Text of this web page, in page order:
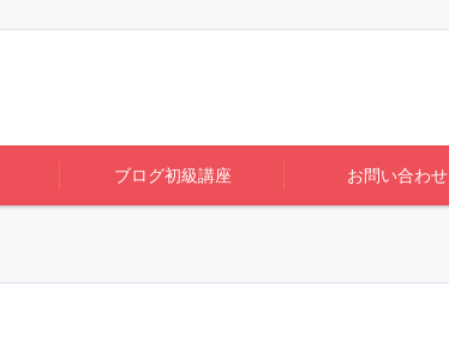
ブログ初級講座 お問い合わせ